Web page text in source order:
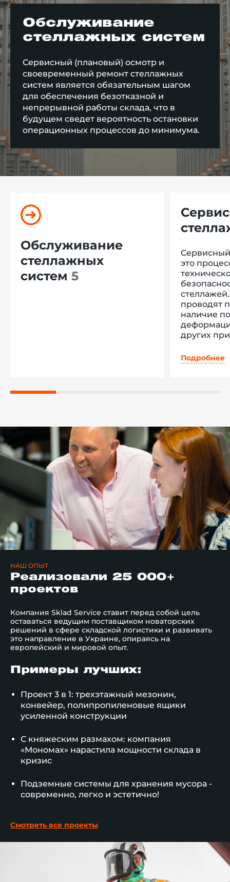
Обслуживание
стеллажных систем
Сервисный (плановый) осмотр и
своевременный ремонт стеллажных
систем является обязательным шагом
для обеспечения безотказной и
непрерывной работы склада, что в
будущем сведет вероятность остановки
операционных процессов до минимума.
Обслуживание
стеллажных
систем 5
это
проводят
наличие
других
ремонтных
Подробнее
НАШ ОПЫТ
Реализовали 25 000+
проектов
Компания Sklad Service ставит перед собой цель
оставаться ведущим поставщиком новаторских
решений в сфере складской логистики и развивать
это направление в Украине, опираясь на
европейский и мировой опыт.
Примеры лучших:
Проект 3 в 1: трехэтажный мезонин,
конвейер, полипропиленовые ящики
усиленной конструкции
С княжеским размахом: компания
«Мономах» нарастила мощности склада в
кризис
Подземные системы для хранения мусора -
современно, легко и эстетично!
Смотреть все проекты